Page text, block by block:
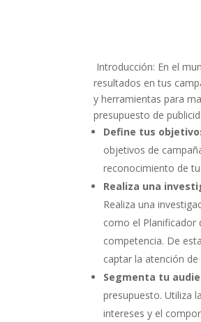
Introducción: En el
resultados en tus
y herramientas para
presupuesto de
Define tus
objetivos de
reconocimiento de
Realiza una
Realiza una
como el Planificador
competencia. De
captar la atención
Segmenta tu
presupuesto. Utiliza
intereses y el